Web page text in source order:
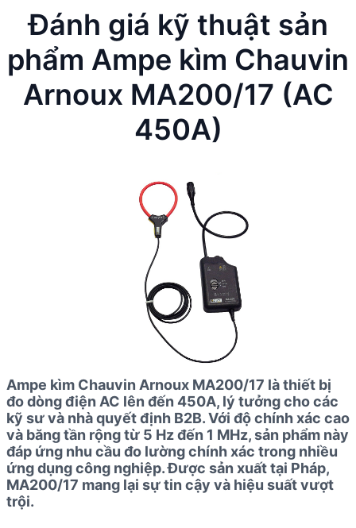
Đánh giá kỹ thuật sản
phẩm Ampe kìm Chauvin
Arnoux MA200/17 (AC
450A)
Ampe kìm Chauvin Arnoux MA200/17 là thiết bị
đo dòng điện AC lên đến 450A, lý tưởng cho các
kỹ sư và nhà quyết định B2B. Với độ chính xác cao
và băng tần rộng từ 5 Hz đến 1 MHz, sản phẩm này
đáp ứng nhu cầu đo lường chính xác trong nhiều
ứng dụng công nghiệp. Được sản xuất tại Pháp,
MA200/17 mang lại sự tin cậy và hiệu suất vượt
trội.